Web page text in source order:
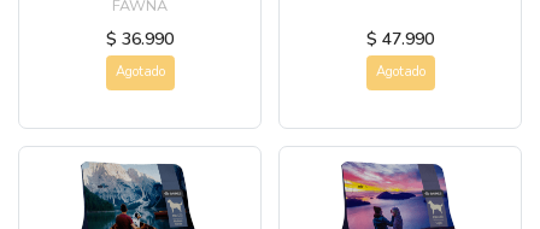
FAWNA
$ 36.990
Agotado
$ 47.990
Agotado